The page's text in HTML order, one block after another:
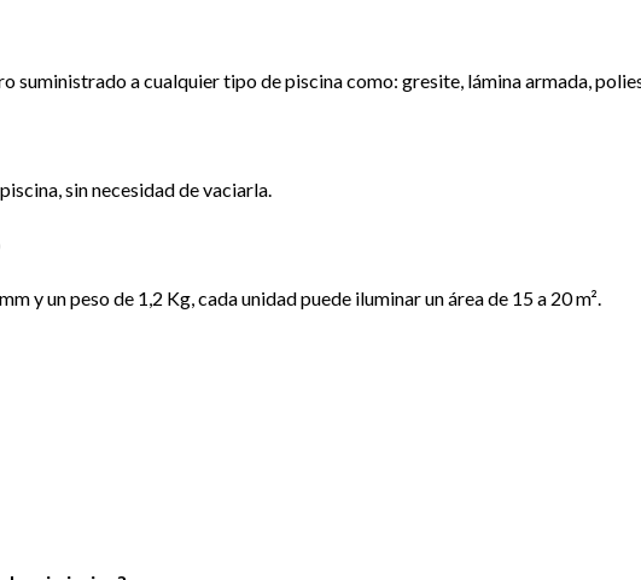
suministrado a cualquier tipo de piscina como: gresite, lámina armada,
sin necesidad de vaciarla.
y un peso de 1,2 Kg, cada unidad puede iluminar un área de 15 a 20 m².